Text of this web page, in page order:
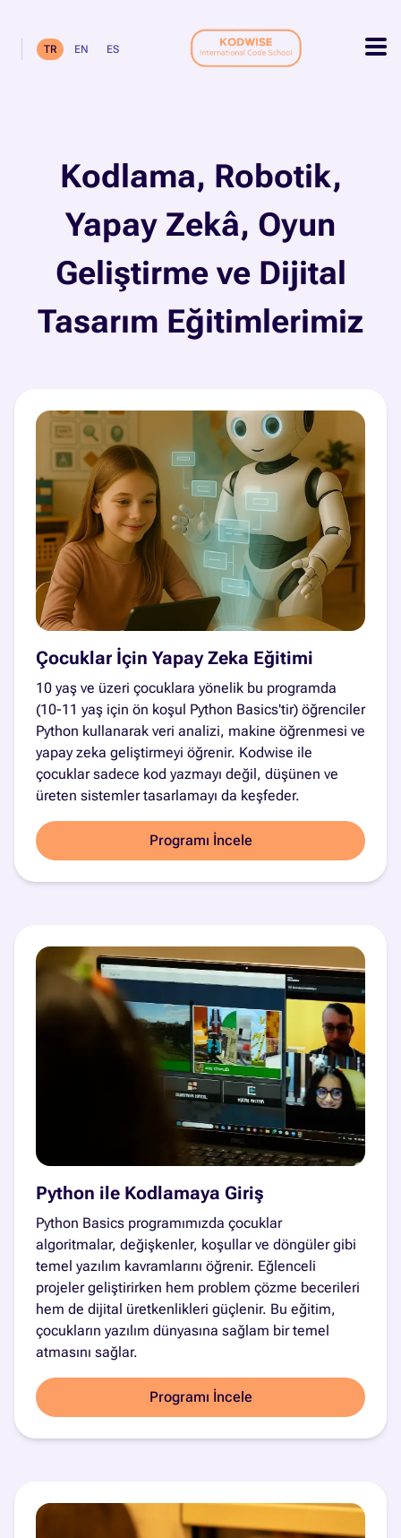
TR EN ES
Kodlama, Robotik,
Yapay Zekâ, Oyun
Geliştirme ve Dijital
Tasarım Eğitimlerimiz
Çocuklar İçin Yapay Zeka Eğitimi
10 yaş ve üzeri çocuklara yönelik bu programda
(10-11 yaş için ön koşul Python Basics'tir) öğrenciler
Python kullanarak veri analizi, makine öğrenmesi ve
yapay zeka geliştirmeyi öğrenir. Kodwise ile
çocuklar sadece kod yazmayı değil, düşünen ve
üreten sistemler tasarlamayı da keşfeder.
Programı İncele
Python ile Kodlamaya Giriş
Python Basics programımızda çocuklar
algoritmalar, değişkenler, koşullar ve döngüler gibi
temel yazılım kavramlarını öğrenir. Eğlenceli
projeler geliştirirken hem problem çözme becerileri
hem de dijital üretkenlikleri güçlenir. Bu eğitim,
çocukların yazılım dünyasına sağlam bir temel
atmasını sağlar.
Programı İncele